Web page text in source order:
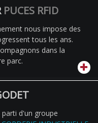
PUCES RFID
nous impose des
tous les ans.
dans la
parc.
d'un groupe